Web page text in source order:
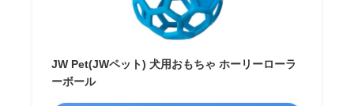
JW Pet(JWペット) 犬用おもちゃ ホーリーローラ
ーボール